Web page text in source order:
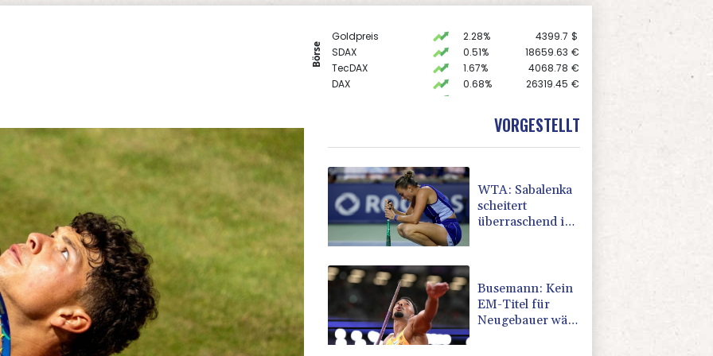
Börse
Goldpreis 2.28% 4399.7 $
SDAX
0.51% 18659.63 €
TecDAX
1.67% 4068.78 €
DAX
0.68% 26319.45 €
-0.07% 32407.2 €
1.1562 $
VORGESTELLT
WTA: Sabalenka
scheitert
überraschend in
Busemann: Kein
EM-Titel für
Neugebauer wäre